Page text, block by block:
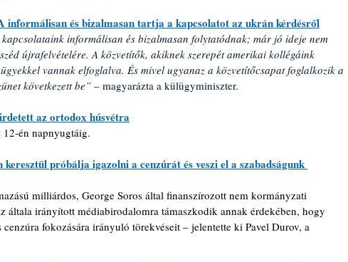
informálisan és bizalmasan tartja a kapcsolatot az ukrán kérdésről
informálisan és bizalmasan folytatódnak; már jó ideje nem
újrafelvételére. A közvetítők, akiknek szerepét amerikai kollégáink
vannak elfoglalva. És mivel ugyanaz a közvetítőcsapat foglalkozik a
következett be” – magyarázta a külügyminiszter.
az ortodox húsvétra
én napnyugtáig.
próbálja igazolni a cenzúrát és veszi el a szabadságunk
milliárdos, George Soros által finanszírozott nem kormányzati
általa irányított médiabirodalomra támaszkodik annak érdekében, hogy
fokozására irányuló törekvéseit – jelentette ki Pavel Durov, a